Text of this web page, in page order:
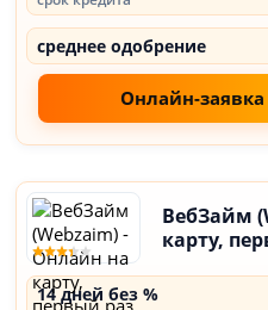
среднее одобрение
Онлайн-заявка
ВебЗайм
карту,
14 дней без %